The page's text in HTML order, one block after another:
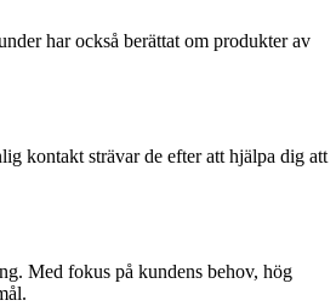
har också berättat om produkter av
kontakt strävar de efter att hjälpa dig att
Med fokus på kundens behov, hög